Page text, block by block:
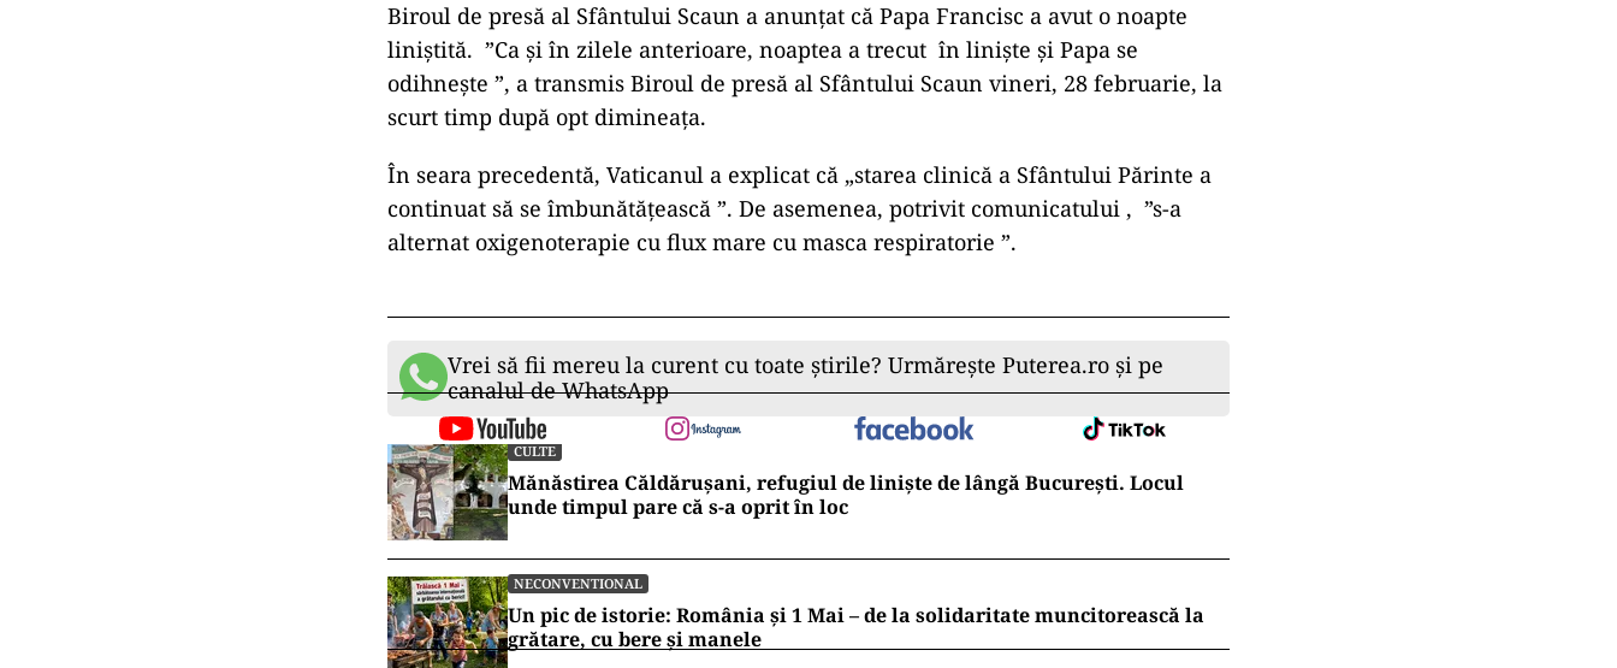
Biroul de presă al Sfântului Scaun a anunțat că Papa Francisc a avut o noapte
liniștită. ”Ca și în zilele anterioare, noaptea a trecut în liniște și Papa se
odihnește ”, a transmis Biroul de presă al Sfântului Scaun vineri, 28 februarie, la
scurt timp după opt dimineața.
În seara precedentă, Vaticanul a explicat că „starea clinică a Sfântului Părinte a
continuat să se îmbunătățească ”. De asemenea, potrivit comunicatului , ”s-a
alternat oxigenoterapie cu flux mare cu masca respiratorie ”.
Vrei să fii mereu la curent cu toate știrile? Urmărește Puterea.ro și pe
canalul de WhatsApp
CULTE
Mănăstirea Căldărușani, refugiul de liniște de lângă București. Locul
unde timpul pare că s-a oprit în loc
NECONVENTIONAL
Un pic de istorie: România și 1 Mai – de la solidaritate muncitorească la
grătare, cu bere și manele